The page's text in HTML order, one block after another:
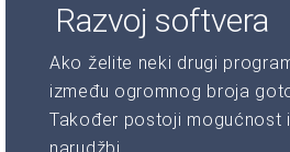
Razvoj softvera
Ako želite neki drugi
između ogromnog broja
Također postoji mogućnost